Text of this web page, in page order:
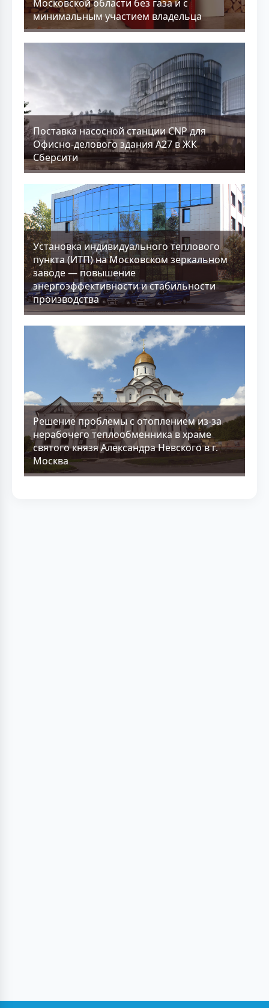
Московской области без газа и с
минимальным участием владельца
Поставка насосной станции CNP для
Офисно-делового здания А27 в ЖК
Сберсити
Установка индивидуального теплового
пункта (ИТП) на Московском зеркальном
заводе — повышение
энергоэффективности и стабильности
производства
Решение проблемы с отоплением из-за
нерабочего теплообменника в храме
святого князя Александра Невского в г.
Москва